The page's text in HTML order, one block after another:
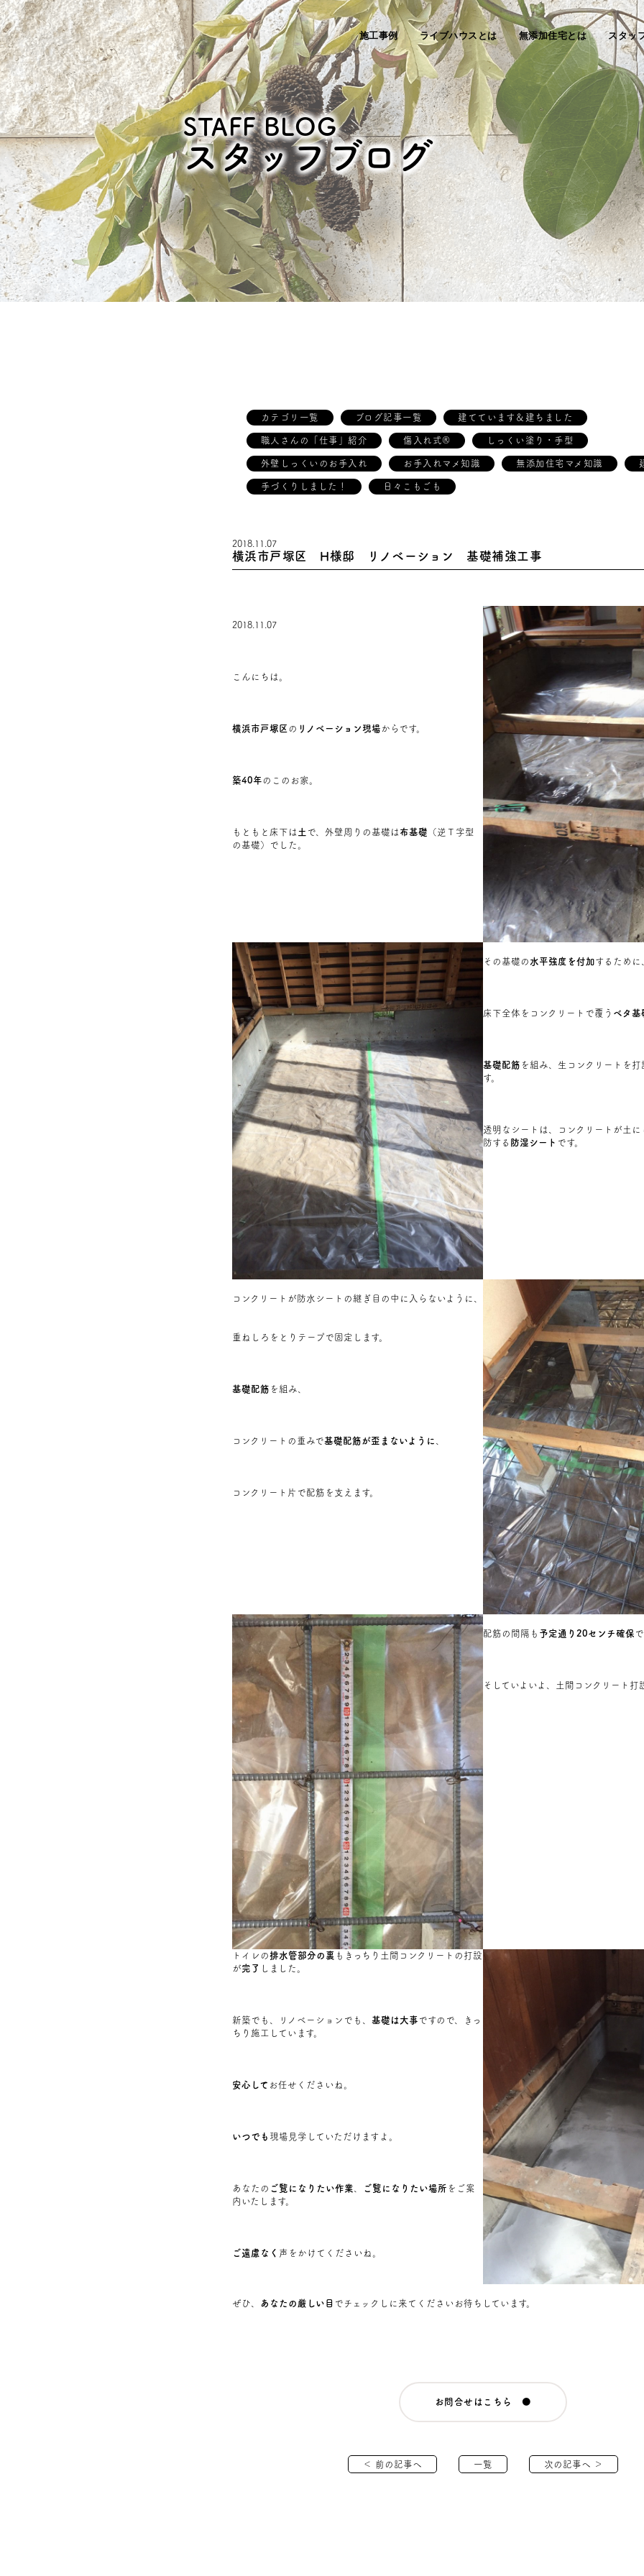
施工事例 ライブハウスとは 無添加住宅とは スタッ
STAFF BLOG
スタッフブログ
カテゴリ一覧 ブログ記事一覧 建てています＆建ちました
職人さんの「仕事」紹介 傷入れ式® しっくい塗り・手型
外壁しっくいのお手入れ お手入れマメ知識 無添加住宅マメ知識
手づくりしました！ 日々こもごも
2018.11.07
横浜市戸塚区 H様邸 リノベーション 基礎補強工事
2018.11.07
こんにちは。
横浜市戸塚区 の リノベーション現場 からです。
築40年のこのお家。
もともと床下は 土 で、外壁周りの基礎は 布基礎 （逆Ｔ字型
の基礎）でした。
その基礎の 水平強度を付加するために
床下全体をコンクリートで覆う ベタ基
基礎配筋 を組み、生コンクリートを
す。
透明なシートは、コンクリートが土
防する 防湿シート です。
コンクリートが防水シートの継ぎ目の中に入らないように、
重ねしろをとりテープで固定します。
基礎配筋 を組み、
コンクリートの重みで基礎配筋が歪まないように
コンクリート片で配筋を支えます。
配筋の間隔も 予定通り20センチ確保
そしていよいよ、土間コンクリート打
トイレの排水管部分の裏 もきっちり土間コンクリートの打設
が完了 しました。
新築でも、リノベーションでも、 基礎は大事 ですので、きっ
ちり施工しています。
安心して お任せくださいね。
いつでも 現場見学していただけますよ。
あなたの ご覧になりたい作業 ご覧になりたい場所 をご案
内いたします。
ご遠慮なく 声をかけてくださいね。
ぜひ、 あなたの厳しい目 でチェックしに来てください お待ちしています。
お問合せはこちら ●
＜ 前の記事へ 一覧 次の記事へ ＞